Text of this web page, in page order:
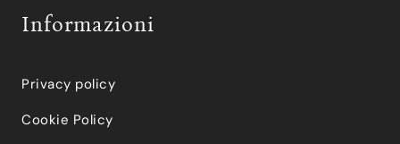
Informazioni
Privacy policy
Cookie Policy